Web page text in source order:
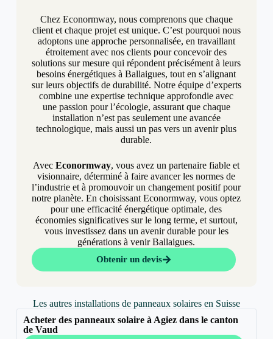
Chez Econormway, nous comprenons que chaque
client et chaque projet est unique. C’est pourquoi nous
adoptons une approche personnalisée, en travaillant
étroitement avec nos clients pour concevoir des
solutions sur mesure qui répondent précisément à leurs
besoins énergétiques à Ballaigues, tout en s’alignant
sur leurs objectifs de durabilité. Notre équipe d’experts
combine une expertise technique approfondie avec
une passion pour l’écologie, assurant que chaque
installation n’est pas seulement une avancée
technologique, mais aussi un pas vers un avenir plus
durable.
AvecEconormway, vous avez un partenaire fiable et
visionnaire, déterminé à faire avancer les normes de
l’industrie et à promouvoir un changement positif pour
notre planète. En choisissant Econormway, vous optez
pour une efficacité énergétique optimale, des
économies significatives sur le long terme, et surtout,
vous investissez dans un avenir durable pour les
générations à venir Ballaigues.
Obtenir un devis
Les autres installations de panneaux solaires en Suisse
Acheter des panneaux solaire à Agiez dans le canton
de Vaud